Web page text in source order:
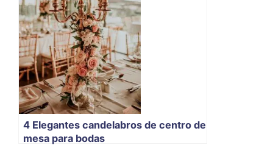
4 Elegantes candelabros de centro de
mesa para bodas